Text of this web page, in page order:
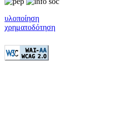
υλοποίηση
χρηματοδότηση